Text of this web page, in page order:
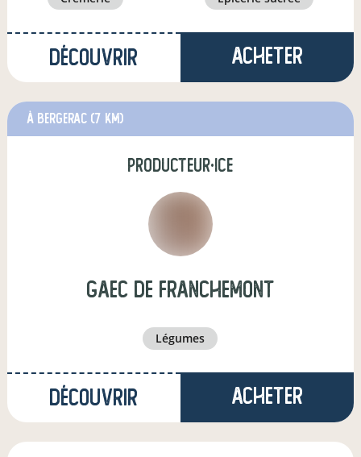
Découvrir Acheter
à Bergerac (7 km)
producteur·ice
GAEC de Franchemont
légumes
Découvrir Acheter